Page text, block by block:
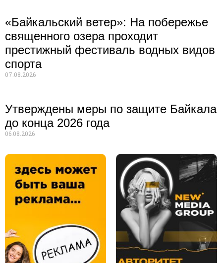
«Байкальский ветер»: На побережье
священного озера проходит
престижный фестиваль водных видов
спорта
07.08.2026
Утверждены меры по защите Байкала
до конца 2026 года
06.08.2026